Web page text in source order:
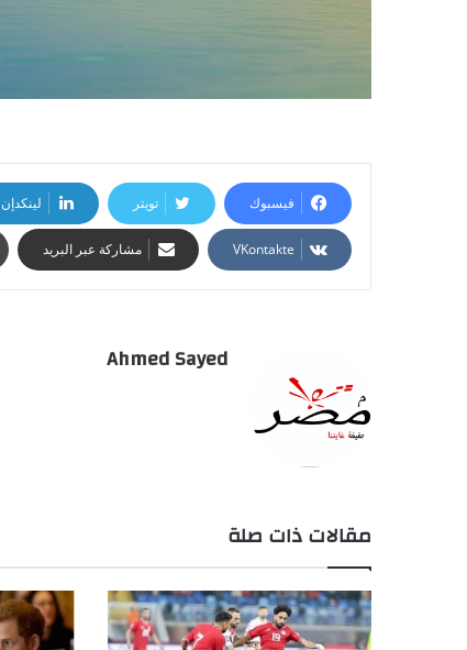
فيسبوك تويتر لينكدإن
مشاركة عبر البريد
Ahmed Sayed
مقالات ذات صلة